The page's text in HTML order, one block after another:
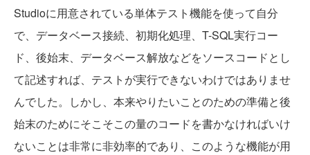
Studioに用意されている単体テスト機能を使って自分
で、データベース接続、初期化処理、T-SQL実行コー
ド、後始末、データベース解放などをソースコードとし
て記述すれば、テストが実行できないわけではありませ
んでした。しかし、本来やりたいことのための準備と後
始末のためにそこそこの量のコードを書かなければいけ
ないことは非常に非効率的であり、このような機能が用